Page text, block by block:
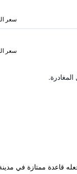
سعر
سعر
مما يجعله قاعدة